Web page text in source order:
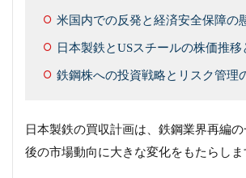
米国内での反発と経済安全保障の
日本製鉄とUSスチールの株価推移
鉄鋼株への投資戦略とリスク管理
日本製鉄の買収計画は、鉄鋼業界再編
後の市場動向に大きな変化をもたらしま